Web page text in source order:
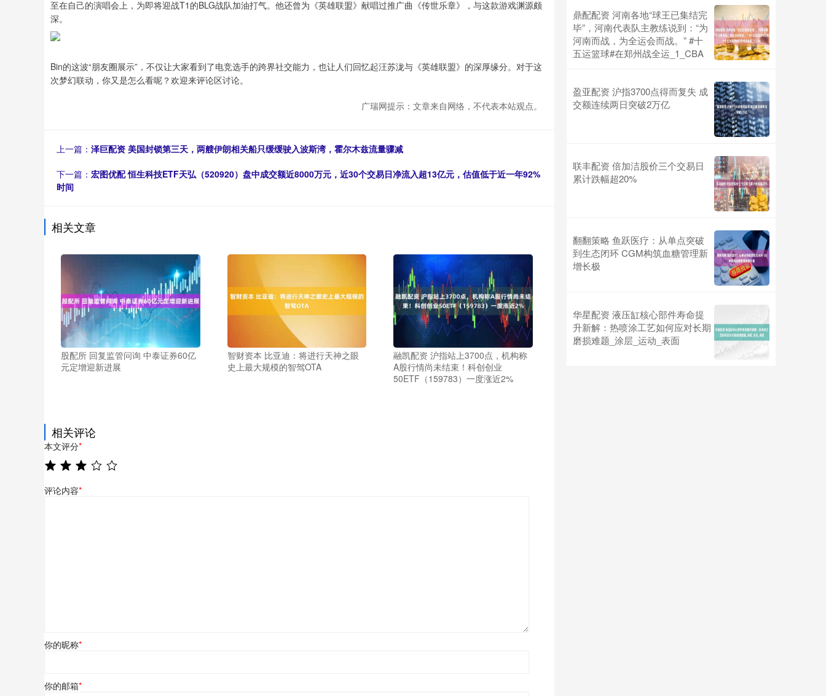
至在自己的演唱会上，为即将迎战T1的BLG战队加油打气。他还曾为《英雄联盟》献唱过推广曲《传世乐章》，与这款游戏渊源颇
深。
Bin的这波“朋友圈展示”，不仅让大家看到了电竞选手的跨界社交能力，也让人们回忆起汪苏泷与《英雄联盟》的深厚缘分。对于这
次梦幻联动，你又是怎么看呢？欢迎来评论区讨论。
广瑞网提示：文章来自网络，不代表本站观点。
上一篇： 泽巨配资 美国封锁第三天，两艘伊朗相关船只缓缓驶入波斯湾，霍尔木兹流量骤减
下一篇： 宏图优配 恒生科技ETF天弘（520920）盘中成交额近8000万元，近30个交易日净流入超13亿元，估值低于近一年92%
时间
相关文章
股配所 回复监管问询 中泰证券60亿
元定增迎新进展
智财资本 比亚迪：将进行天神之眼
史上最大规模的智驾OTA
融凯配资 沪指站上3700点，机构称
A股行情尚未结束！科创创业
50ETF（159783）一度涨近2%
相关评论
本文评分*
评论内容*
你的昵称*
你的邮箱*
鼎配配资 河南各地“球王已集结完
毕”，河南代表队主教练说到：“为
河南而战，为全运会而战。” #十
五运篮球#在郑州战全运_1_CBA
盈亚配资 沪指3700点得而复失 成
交额连续两日突破2万亿
联丰配资 倍加洁股价三个交易日
累计跌幅超20%
翻翻策略 鱼跃医疗：从单点突破
到生态闭环 CGM构筑血糖管理新
增长极
华星配资 液压缸核心部件寿命提
升新解：热喷涂工艺如何应对长期
磨损难题_涂层_运动_表面